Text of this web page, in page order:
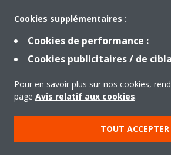
Produits
Mentions légales
Avis relatif
Data Act
Cookies supplémentaires :
Cookies de performance :
Cookies publicitaires / de
Pour en savoir plus sur nos cookies,
page Avis relatif aux cookies.
TOUT ACCEPTER